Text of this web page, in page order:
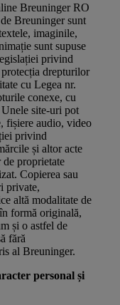
Breuninger RO
Breuninger sunt
imaginile,
sunt supuse
privind
drepturilor
cu Legea nr.
conexe, cu
site-uri pot
fișiere audio, video
privind
și altor acte
proprietate
Copierea sau
private,
altă modalitate de
formă originală,
și o astfel de
fără
al Breuninger.
personal și